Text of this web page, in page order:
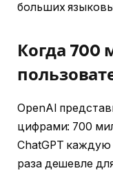
больших
Когда 700
OpenAI
цифрами: 700
ChatGPT
раза дешевле